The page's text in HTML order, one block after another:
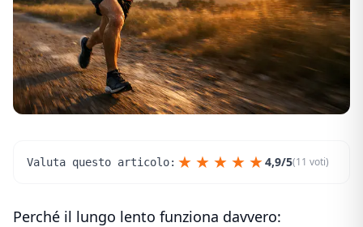
Valuta questo articolo: ★ ★ ★ ★ ★4,9/5(11 voti)
Perché il lungo lento funziona davvero: